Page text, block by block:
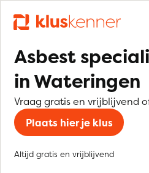
Asbest
in Wateringen
Vraag gratis en vrijblijvend
Plaats hier je klus
Altijd gratis en vrijblijvend